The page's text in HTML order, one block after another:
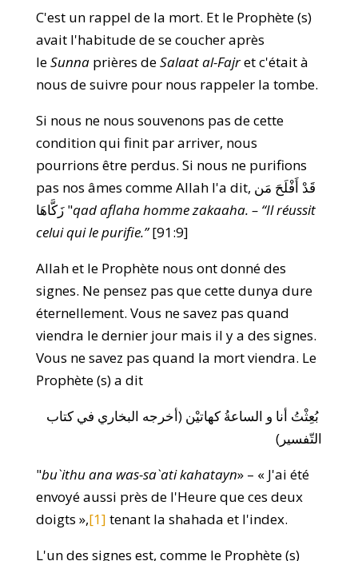
C'est un rappel de la mort. Et le Prophète (s)
avait l'habitude de se coucher après
leSunnaprières deSalaat al-Fajret c'était à
nous de suivre pour nous rappeler la tombe.
Si nous ne nous souvenons pas de cette
condition qui finit par arriver, nous
pourrions être perdus. Si nous ne purifions
pas nos âmes comme Allah l'a dit, قَدْ أَفْلَحَ مَن
زَكَّاهَا "qad aflaha homme zakaaha. – “Il réussit
celui qui le purifie.”[91:9]
Allah et le Prophète nous ont donné des
signes. Ne pensez pas que cette dunya dure
éternellement. Vous ne savez pas quand
viendra le dernier jour mais il y a des signes.
Vous ne savez pas quand la mort viendra. Le
Prophète (s) a dit
بُعِثْتُ أنا و الساعةُ كهاتيْن (أخرجه البخاري في كتاب
التّفسير)
"bu`ithuana was-sa`ati kahatayn» – « J'ai été
envoyé aussi près de l'Heure que ces deux
doigts »,[1] tenant la shahada et l'index.
L'un des signes est, comme le Prophète (s)